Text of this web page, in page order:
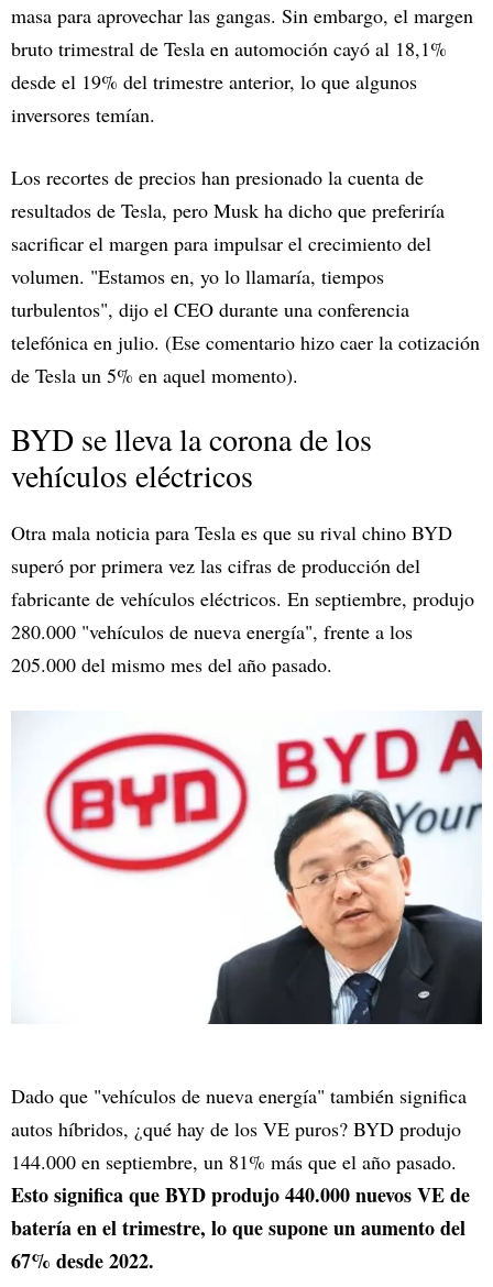
masa para aprovechar las gangas. Sin embargo, el margen
bruto trimestral de Tesla en automoción cayó al 18,1%
desde el 19% del trimestre anterior, lo que algunos
inversores temían.
Los recortes de precios han presionado la cuenta de
resultados de Tesla, pero Musk ha dicho que preferiría
sacrificar el margen para impulsar el crecimiento del
volumen. "Estamos en, yo lo llamaría, tiempos
turbulentos", dijo el CEO durante una conferencia
telefónica en julio. (Ese comentario hizo caer la cotización
de Tesla un 5% en aquel momento).
BYD se lleva la corona de los
vehículos eléctricos
Otra mala noticia para Tesla es que su rival chino BYD
superó por primera vez las cifras de producción del
fabricante de vehículos eléctricos. En septiembre, produjo
280.000 "vehículos de nueva energía", frente a los
205.000 del mismo mes del año pasado.
Dado que "vehículos de nueva energía" también significa
autos híbridos, ¿qué hay de los VE puros? BYD produjo
144.000 en septiembre, un 81% más que el año pasado.
Esto significa que BYD produjo 440.000 nuevos VE de
batería en el trimestre, lo que supone un aumento del
67% desde 2022.